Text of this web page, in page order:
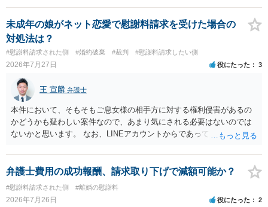
る旨の交渉をすることが妥当かどうかという基準はありません。
公序良俗に反するような金額では、その条項自体が無効になり得ます
が、 ２００万円でも、５０万円でも、公序良俗に反するほど高額
とはいえないと考えますので、 結局は、妥当かどうかというより
も、ご自身が納得できるかどうかという基準でお考えいただくといい
と思います。 そのうえで、合意できるかは、相手も納得できるか
否かにかかってはきますが。 ４ 質問④ ご記載の内容からは判断
できないのですが、 清算条項を記載しないで合意することはリス
クがありますので、むしろ、原則としては、清算条項を記載するべき
であるとお考えいただくといいです。 ご質問に対する回答は以上で
すが、可能であれば、ご依頼になるかは別として、お近くの弁護士に
直接相談されて、 今後の対応についてアドバイス等を求めることを
される可能性はあるのか ⇒LINEを含む１００万円の貸付に至るまでの
やり取り等の経緯、誓約書の内容等を踏まえて、関係を清算するため
の 金銭であったと評価される可能性はあると考えます。 ② 「今後一
切関与しないなら100万円振り込む」というLINEや誓約書は、裁判上
どの程度証拠価値があるのか ⇒前後のやり取りや誓約書の具体的内容
を見ない限り、具体的な判断はできませんが、一定の証拠価値はある
と考えます。 ③ 借用書があっても、後から100万円を貸付扱いに変更
することは認められるのか。 ⇒おそらく１００万円は不当利得（受け
取る正当な権利がないのに利益を取得した）として返還請求されてい
るものかと推察しますので、 貸金返還ではないかと存じます。 ④ 私
は現在、収入も不安定で貯金もなくリボ払い借金が既に約100万あり。
今年に再婚したが主人はお金に厳しい為、一括で220万円を支払う事は
困難 仮に裁判で敗訴した場合でも、分割払いになる可能性はあります
か。 ⇒判決となり敗訴してしまった場合は、強制執行により不動産等
の財産を差し押さえられ、そこから債権回収が図られることになりま
すが、 和解であれば柔軟な解決が可能ですので、その場合は分割払
いにより支払うことも十分可能です。 ⑤ このような事情であれば、私
未成年の娘がネット恋愛で慰謝料請求を受けた場合の
対処法は？
#慰謝料請求された側 #婚約破棄 #裁判 #慰謝料請求したい側
2026年7月27日 役にたった 3
王 宣麟 弁護士
本件において、そもそもご息女様の相手方に対する権利侵害があるの
かどうかも疑わしい案件なので、あまり気にされる必要はないのでは
ないかと思います。 なお、LINEアカウントからであっても、そこに紐
るパターンはありえるものの、本件のような精神的損害が発生したと
明確にいえないような案件において開示がなされる可能性も低いので
弁護士費用の成功報酬、請求取り下げで減額可能か？
#慰謝料請求された側 #離婚の慰謝料
2026年7月26日 役にたった 2